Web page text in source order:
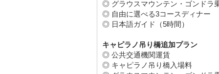
◎ グラウスマウンテン・ゴンドラ
◎ 自由に選べる3コースディナー
◎ 日本語ガイド（5時間）
キャピラノ吊り橋追加プラン
◎ 公共交通機関運賃
◎ キャピラノ吊り橋入場料